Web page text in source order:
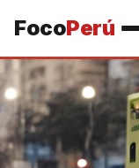
FocoPerú